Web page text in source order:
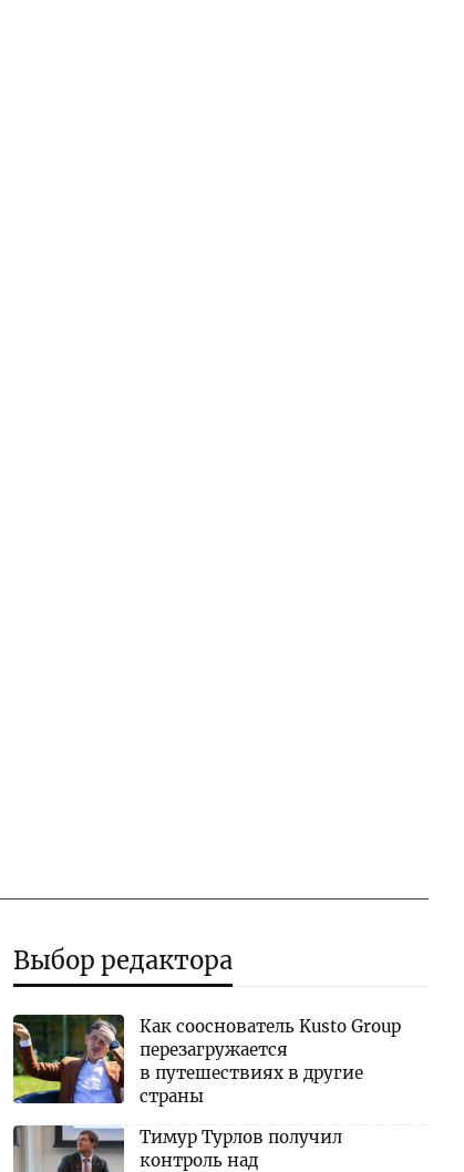
Выбор редактора
Как сооснователь Kusto Group
перезагружается
в путешествиях в другие
страны
Тимур Турлов получил
контроль над